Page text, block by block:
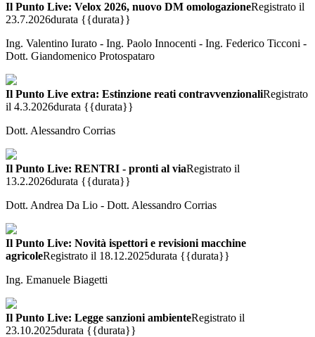
Il Punto Live: Velox 2026, nuovo DM omologazioneRegistrato il
23.7.2026durata {{durata}}
Ing. Valentino Iurato - Ing. Paolo Innocenti - Ing. Federico Ticconi -
Dott. Giandomenico Protospataro
Il Punto Live extra: Estinzione reati contravvenzionaliRegistrato
il 4.3.2026durata {{durata}}
Dott. Alessandro Corrias
Il Punto Live: RENTRI - pronti al viaRegistrato il
13.2.2026durata {{durata}}
Dott. Andrea Da Lio - Dott. Alessandro Corrias
Il Punto Live: Novità ispettori e revisioni macchine
agricoleRegistrato il 18.12.2025durata {{durata}}
Ing. Emanuele Biagetti
Il Punto Live: Legge sanzioni ambienteRegistrato il
23.10.2025durata {{durata}}